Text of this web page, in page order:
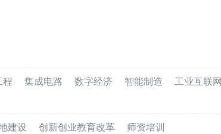
程 集成电路 数字经济 智能制造
工业互联网
建设 创新创业教育改革
师资培训